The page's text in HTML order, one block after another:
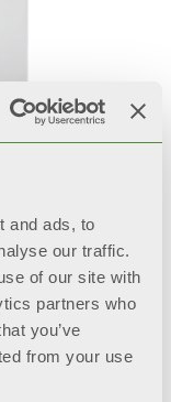
and ads, to
our traffic.
of our site with
partners who
you’ve
from your use